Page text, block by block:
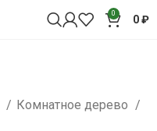
0 0₽
Комнатное дерево